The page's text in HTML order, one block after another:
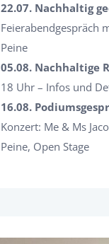
22.07. Nachhaltig
Feierabendgespräch
Peine
05.08. Nachhaltige
18 Uhr – Infos und
16.08.
Konzert: Me & Ms
Peine, Open Stage